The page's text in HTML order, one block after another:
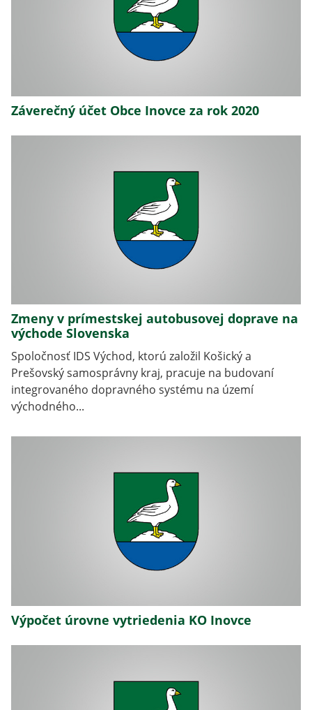
Záverečný účet Obce Inovce za rok 2020
Zmeny v prímestskej autobusovej doprave na
východe Slovenska
Spoločnosť IDS Východ, ktorú založil Košický a
Prešovský samosprávny kraj, pracuje na budovaní
integrovaného dopravného systému na území
východného...
Výpočet úrovne vytriedenia KO Inovce